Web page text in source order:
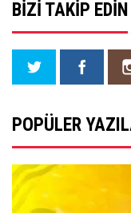
BIZI TAKIP EDIN
POPÜLER